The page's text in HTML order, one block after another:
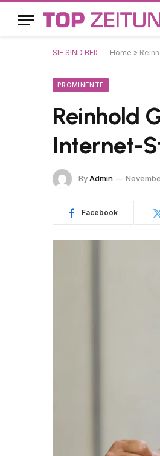
SIE SIND BEI: Home »
PROMINENTE
Reinhold
Internet-
ByAdmin
Facebook